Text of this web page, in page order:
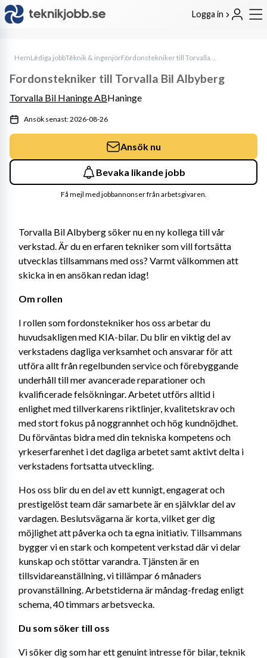
Logga in
HemLediga jobbTeknik & ingenjör Fordonstekniker till Torvalla Bil Albyberg
Torvalla Bil Albyberg söker nu en ny kollega till vår
verkstad. Är du en erfaren tekniker som vill fortsätta
utvecklas tillsammans med oss? Varmt välkommen att
skicka in en ansökan redan idag!
Om rollen
I rollen som fordonstekniker hos oss arbetar du
huvudsakligen med KIA-bilar. Du blir en viktig del av
verkstadens dagliga verksamhet och ansvarar för att
utföra allt från regelbunden service och förebyggande
underhåll till mer avancerade reparationer och
kvalificerade felsökningar. Arbetet utförs alltid i
enlighet med tillverkarens riktlinjer, kvalitetskrav och
med stort fokus på noggrannhet och hög kundnöjdhet.
Du förväntas bidra med din tekniska kompetens och
yrkeserfarenhet i det dagliga arbetet samt aktivt delta i
verkstadens fortsatta utveckling.
Hos oss blir du en del av ett kunnigt, engagerat och
prestigelöst team där samarbete är en självklar del av
vardagen. Beslutsvägarna är korta, vilket ger dig
möjlighet att påverka och ta egna initiativ. Tillsammans
bygger vi en stark och kompetent verkstad där vi delar
kunskap och stöttar varandra. Tjänsten är en
tillsvidareanställning, vi tillämpar 6 månaders
provanställning. Arbetstiderna är måndag-fredag enligt
schema, 40 timmars arbetsvecka.
Du som söker till oss
Vi söker dig som har ett genuint intresse för bilar, teknik
Fordonstekniker till Torvalla Bil Albyberg
Torvalla Bil Haninge ABHaninge
Ansök senast: 2026-08-26
Ansök nu
Bevaka likande jobb
Få mejl med jobbannonser från arbetsgivaren.